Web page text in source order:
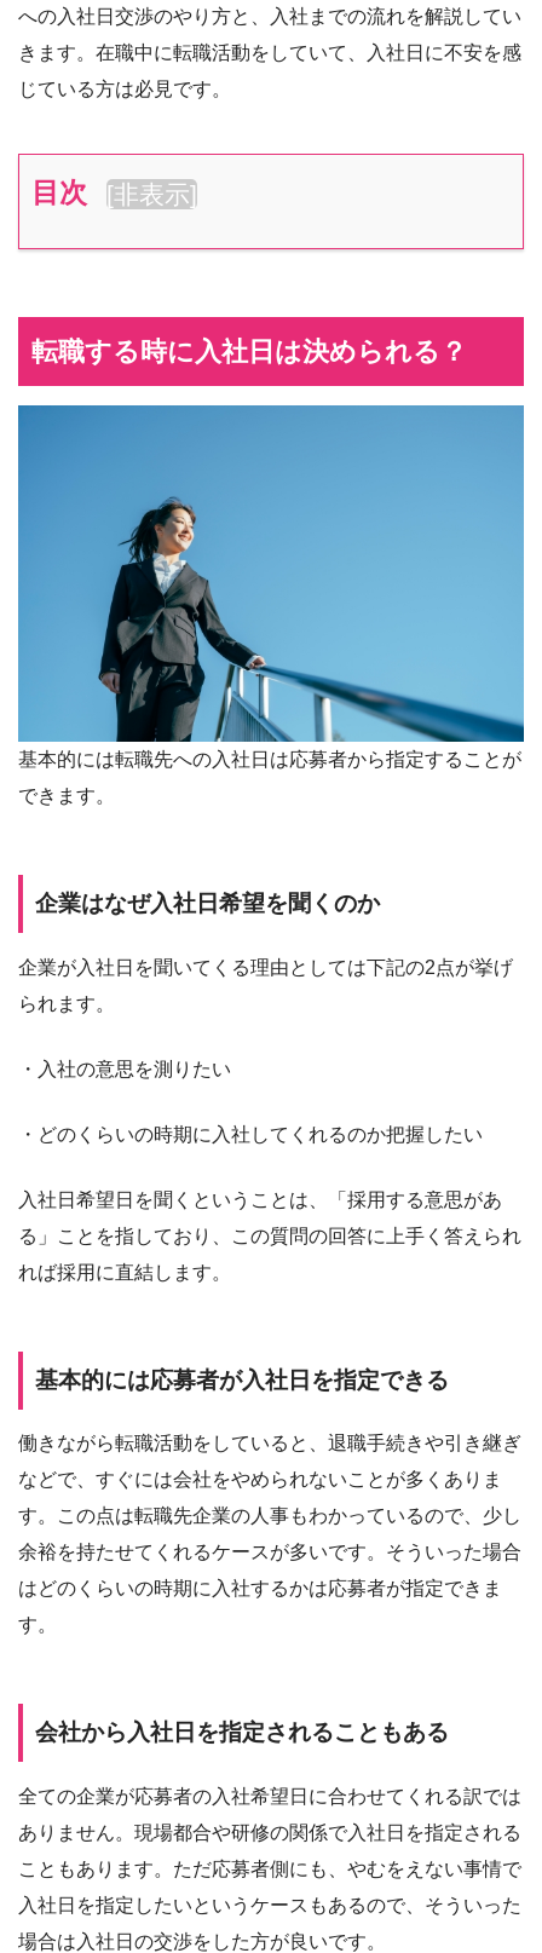
への入社日交渉のやり方と、入社までの流れを解説してい
きます。在職中に転職活動をしていて、入社日に不安を感
じている方は必見です。
目次 [非表示]
転職する時に入社日は決められる？
基本的には転職先への入社日は応募者から指定することが
できます。
企業はなぜ入社日希望を聞くのか
企業が入社日を聞いてくる理由としては下記の2点が挙げ
られます。
・入社の意思を測りたい
・どのくらいの時期に入社してくれるのか把握したい
入社日希望日を聞くということは、「採用する意思があ
る」ことを指しており、この質問の回答に上手く答えられ
れば採用に直結します。
基本的には応募者が入社日を指定できる
働きながら転職活動をしていると、退職手続きや引き継ぎ
などで、すぐには会社をやめられないことが多くありま
す。この点は転職先企業の人事もわかっているので、少し
余裕を持たせてくれるケースが多いです。そういった場合
はどのくらいの時期に入社するかは応募者が指定できま
す。
会社から入社日を指定されることもある
全ての企業が応募者の入社希望日に合わせてくれる訳では
ありません。現場都合や研修の関係で入社日を指定される
こともあります。ただ応募者側にも、やむをえない事情で
入社日を指定したいというケースもあるので、そういった
場合は入社日の交渉をした方が良いです。